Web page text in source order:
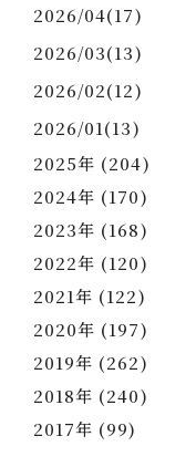
2026/04(17)
2026/03(13)
2026/02(12)
2026/01(13)
2025年 (204)
2024年 (170)
2023年 (168)
2022年 (120)
2021年 (122)
2020年 (197)
2019年 (262)
2018年 (240)
2017年 (99)